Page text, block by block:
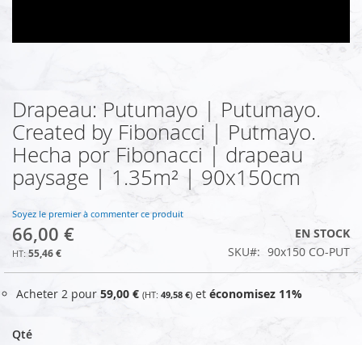
Skip
to
the
beginning
the
gallery
Drapeau: Putumayo | Putumayo.
Created by Fibonacci | Putmayo.
Hecha por Fibonacci | drapeau
paysage | 1.35m² | 90x150cm
Soyez le premier à commenter ce produit
66,00 €
55,46 €
EN STOCK
SKU
90x150 CO-PUT
Acheter 2 pour 59,00 € 49,58 € et économisez 11%
Qté